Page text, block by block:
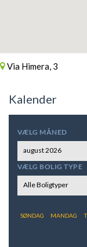
Via Himera, 3
Kalender
VÆLG MÅNED
august 2026
VÆLG BOLIG TYPE
Alle Boligtyper
SØNDAG MANDAG